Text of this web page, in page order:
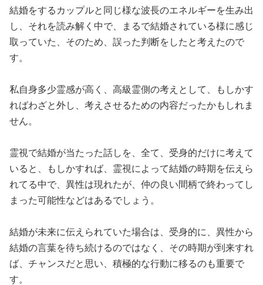
結婚をするカップルと同じ様な波長のエネルギーを生み出
し、それを読み解く中で、まるで結婚されている様に感じ
取っていた、そのため、誤った判断をしたと考えたので
す。
私自身多少霊感が高く、高級霊側の考えとして、もしかす
ればわざと外し、考えさせるための内容だったかもしれま
せん。
霊視で結婚が当たった話しを、全て、受身的だけに考えて
いると、もしかすれば、霊視によって結婚の時期を伝えら
れてる中で、異性は現れたが、仲の良い間柄で終わってし
まった可能性などはあるでしょう。
結婚が未来に伝えられていた場合は、受身的に、異性から
結婚の言葉を待ち続けるのではなく、その時期が到来すれ
ば、チャンスだと思い、積極的な行動に移るのも重要で
す。